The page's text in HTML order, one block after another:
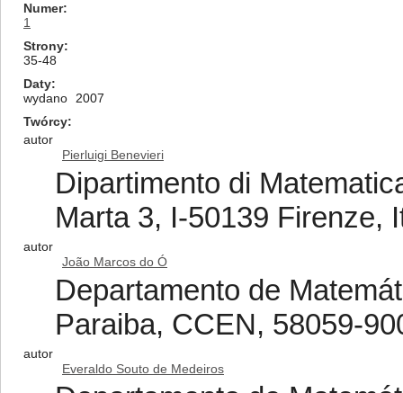
Numer
1
Strony
35-48
Daty
wydano
2007
Twórcy
autor
Pierluigi Benevieri
Dipartimento di
Marta 3, I-50139 Firenze,
autor
João Marcos do Ó
Departamento de
Paraiba, CCEN, 58059-
autor
Everaldo Souto de Medeiros